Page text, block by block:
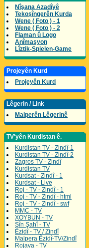
Nîşana Azadîyê
Tekoşîngerên Kurda
Wene ( Foto ) - 1
Wene ( Foto ) - 2
Flaman û Logo
Anîmasyon
Lîztik-Spielen-Game
Projeyên Kurd
Projeyên Kurd
Lêgerin / Link
Malperên Lêgerinê
TV'yên Kurdistan ê.
Kurdistan TV - Zindî-1
Kurdistan TV - Zindî-2
Zagros TV - Zindî
Kurdistan TV
Kurdsat - Zindî - 1
Kurdsat - Live
Roj - TV - Zindî - 1
Roj - TV - Zindî - html
Roj - TV - Zindî - swf
MMC - TV
XOYBUN - TV
Şîn Şahî - TV
Êzidî - TV / Zindî
Malpera Êzidî-TV/Zindî
Rojava - TV